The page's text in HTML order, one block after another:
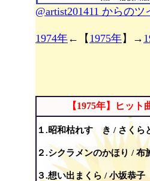
@artist201411 からのツ
1974年←【 1975年】→
【1975年】ヒット
１.昭和枯れすゝき / さくら
２.シクラメンのかほり / 布
３.想い出まくら / 小坂恭子